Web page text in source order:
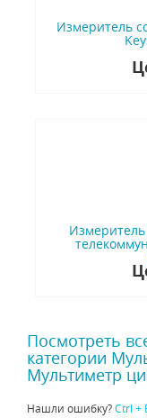
Измеритель
Посмотреть
категории
Мультиметр
Нашли ошибку?Ctrl +